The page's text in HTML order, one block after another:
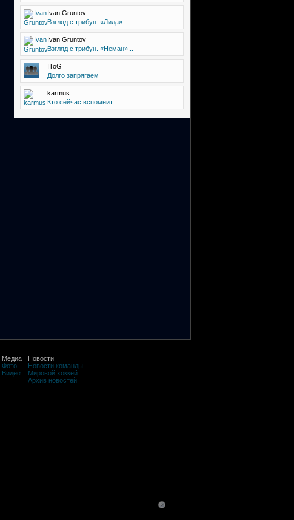
Ivan Gruntov
Взгляд с трибун. «Лида»...
Ivan Gruntov
Взгляд с трибун. «Неман»...
IToG
Долго запрягаем
karmus
Кто сейчас вспомнит......
Медиа
Фото
Видео
Новости
Новости команды
Мировой хоккей
Архив новостей